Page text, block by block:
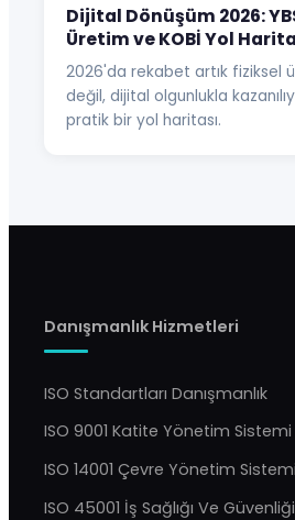
Dijital Dönüşüm 2026:
Üretim ve KOBİ Yol
2026'da rekabet artık fiziksel
değil, dijital olgunlukla
pratik bir yol haritası.
Danışmanlık Hizmetleri
ISO Standartları Danışmanlık
ISO 9001 Katite Yönetim Sistemi
ISO 14001 Çevre Yönetim Sistemi
ISO 45001 İş Sağlığı Ve Güvenliği